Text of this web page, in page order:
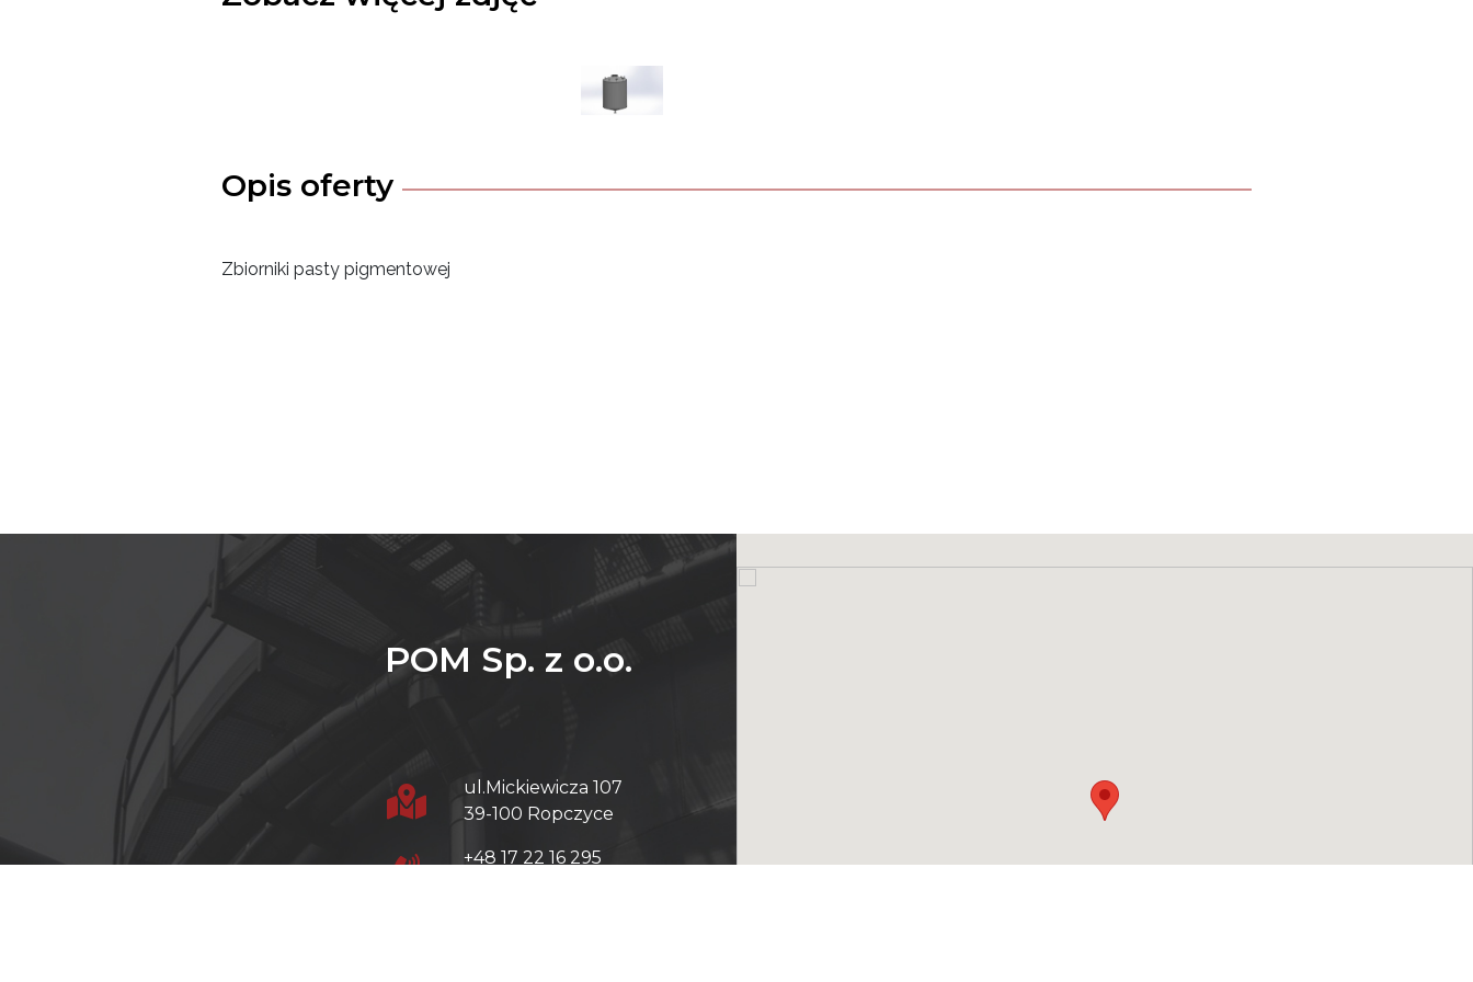
Opis oferty
Zbiorniki pasty pigmentowej
POM Sp. z o.o.
ul.Mickiewicza 107
39-100 Ropczyce
+48 17 22 16 295